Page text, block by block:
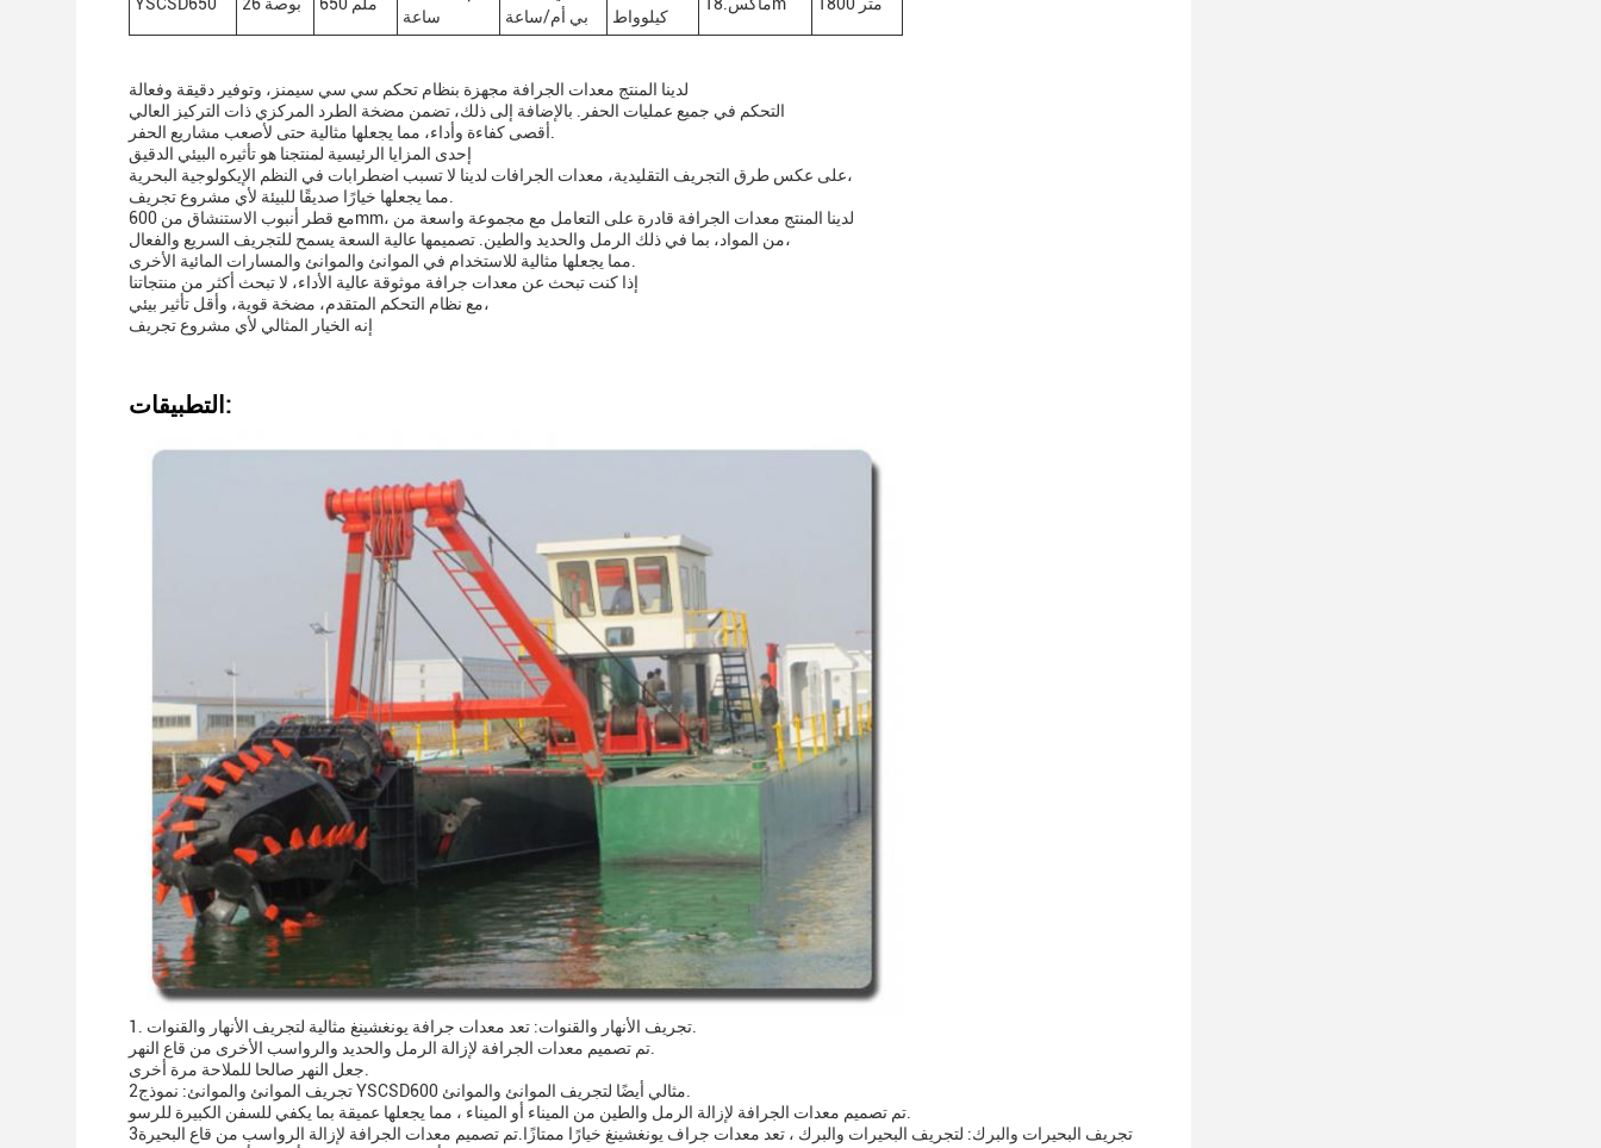
ساعة
بي أم/ساعة
كيلوواط
لدينا المنتج معدات الجرافة مجهزة بنظام تحكم سي سي سيمنز، وتوفير دقيقة وفعالة
التحكم في جميع عمليات الحفر. بالإضافة إلى ذلك، تضمن مضخة الطرد المركزي ذات التركيز العالي
إحدى المزايا الرئيسية لمنتجنا هو تأثيره البيئي الدقيق
على عكس طرق التجريف التقليدية، معدات الجرافات لدينا لا تسبب اضطرابات في النظم الإيكولوجية البحرية،
مع قطر أنبوب الاستنشاق من 600mm، لدينا المنتج معدات الجرافة قادرة على التعامل مع مجموعة واسعة من
من المواد، بما في ذلك الرمل والحديد والطين. تصميمها عالية السعة يسمح للتجريف السريع والفعال،
إذا كنت تبحث عن معدات جرافة موثوقة عالية الأداء، لا تبحث أكثر من منتجاتنا
مع نظام التحكم المتقدم، مضخة قوية، وأقل تأثير بيئي،
إنه الخيار المثالي لأي مشروع تجريف
التطبيقات:
3تجريف البحيرات والبرك: لتجريف البحيرات والبرك ، تعد معدات جراف يونغشينغ خيارًا ممتازًا.تم تصميم معدات الجرافة لإزالة الرواسب من قاع البحيرة